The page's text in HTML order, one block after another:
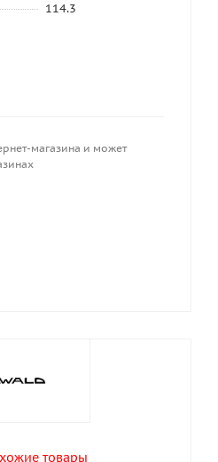
114.3
магазина и может
товары